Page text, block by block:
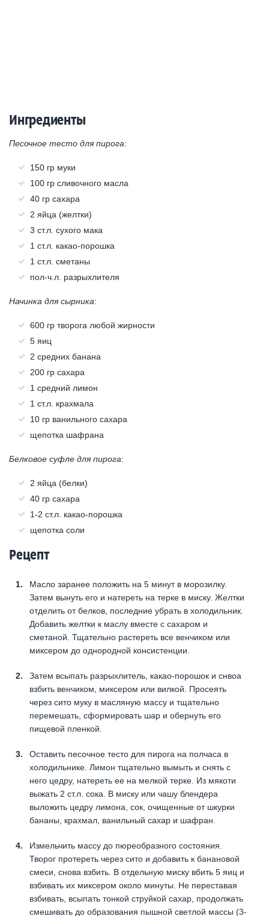
Ингредиенты
Песочное тесто для пирога:
150 гр муки
100 гр сливочного масла
40 гр сахара
2 яйца (желтки)
3 ст.л. сухого мака
1 ст.л. какао-порошка
1 ст.л. сметаны
пол-ч.л. разрыхлителя
Начинка для сырника:
600 гр творога любой жирности
5 яиц
2 средних банана
200 гр сахара
1 средний лимон
1 ст.л. крахмала
10 гр ванильного сахара
щепотка шафрана
Белковое суфле для пирога:
2 яйца (белки)
40 гр сахара
1-2 ст.л. какао-порошка
щепотка соли
Рецепт
Масло заранее положить на 5 минут в морозилку.
Затем вынуть его и натереть на терке в миску. Желтки
отделить от белков, последние убрать в холодильник.
Добавить желтки к маслу вместе с сахаром и
сметаной. Тщательно растереть все венчиком или
миксером до однородной консистенции.
Затем всыпать разрыхлитель, какао-порошок и снвоа
взбить венчиком, миксером или вилкой. Просеять
через сито муку в масляную массу и тщательно
перемешать, сформировать шар и обернуть его
пищевой пленкой.
Оставить песочное тесто для пирога на полчаса в
холодильнике. Лимон тщательно вымыть и снять с
него цедру, натереть ее на мелкой терке. Из мякоти
выжать 2 ст.л. сока. В миску или чашу блендера
выложить цедру лимона, сок, очищенные от шкурки
бананы, крахмал, ванильный сахар и шафран.
Измельчить массу до пюреобразного состояния.
Творог протереть через сито и добавить к банановой
смеси, снова взбить. В отдельную миску вбить 5 яиц и
взбивать их миксером около минуты. Не переставая
взбивать, всыпать тонкой струйкой сахар, продолжать
смешивать до образования пышной светлой массы (3-